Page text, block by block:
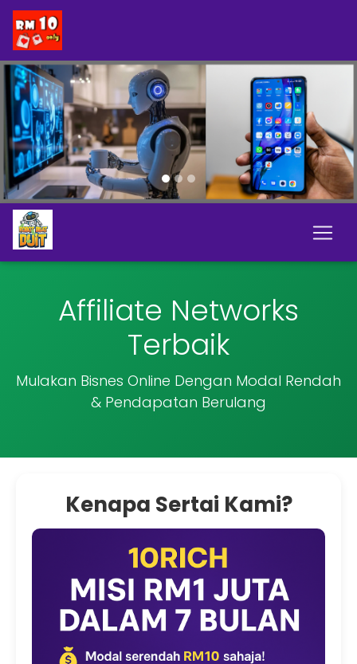
Previous Next
Affiliate Networks
Terbaik
Mulakan Bisnes Online Dengan Modal Rendah
& Pendapatan Berulang
Kenapa Sertai Kami?